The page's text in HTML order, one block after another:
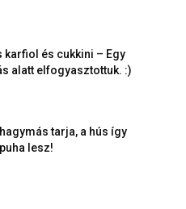
karfiol és cukkini – Egy
alatt elfogyasztottuk. :)
tarja, a hús így
lesz!